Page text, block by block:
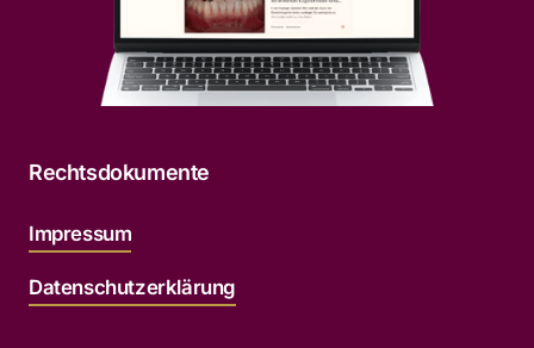
Rechtsdokumente
Impressum
Datenschutzerklärung